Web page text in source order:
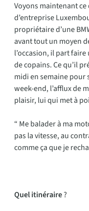
Voyons maintenant
d’entreprise
propriétaire d’une
avant tout un moyen
l’occasion, il part
de copains. Ce qu’il
midi en semaine pour
week-end, l’afflux de
plaisir, lui qui met à
“ Me balader à ma
pas la vitesse, au
comme ça que je
Quel itinéraire?